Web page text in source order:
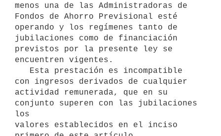
menos una de las Administradoras de
Fondos de Ahorro Previsional esté
operando y los regímenes tanto de
jubilaciones como de financiación
previstos por la presente ley se
encuentren vigentes.
con ingresos derivados de cualquier
actividad remunerada, que en su
conjunto superen con las jubilaciones
los
valores establecidos en el inciso